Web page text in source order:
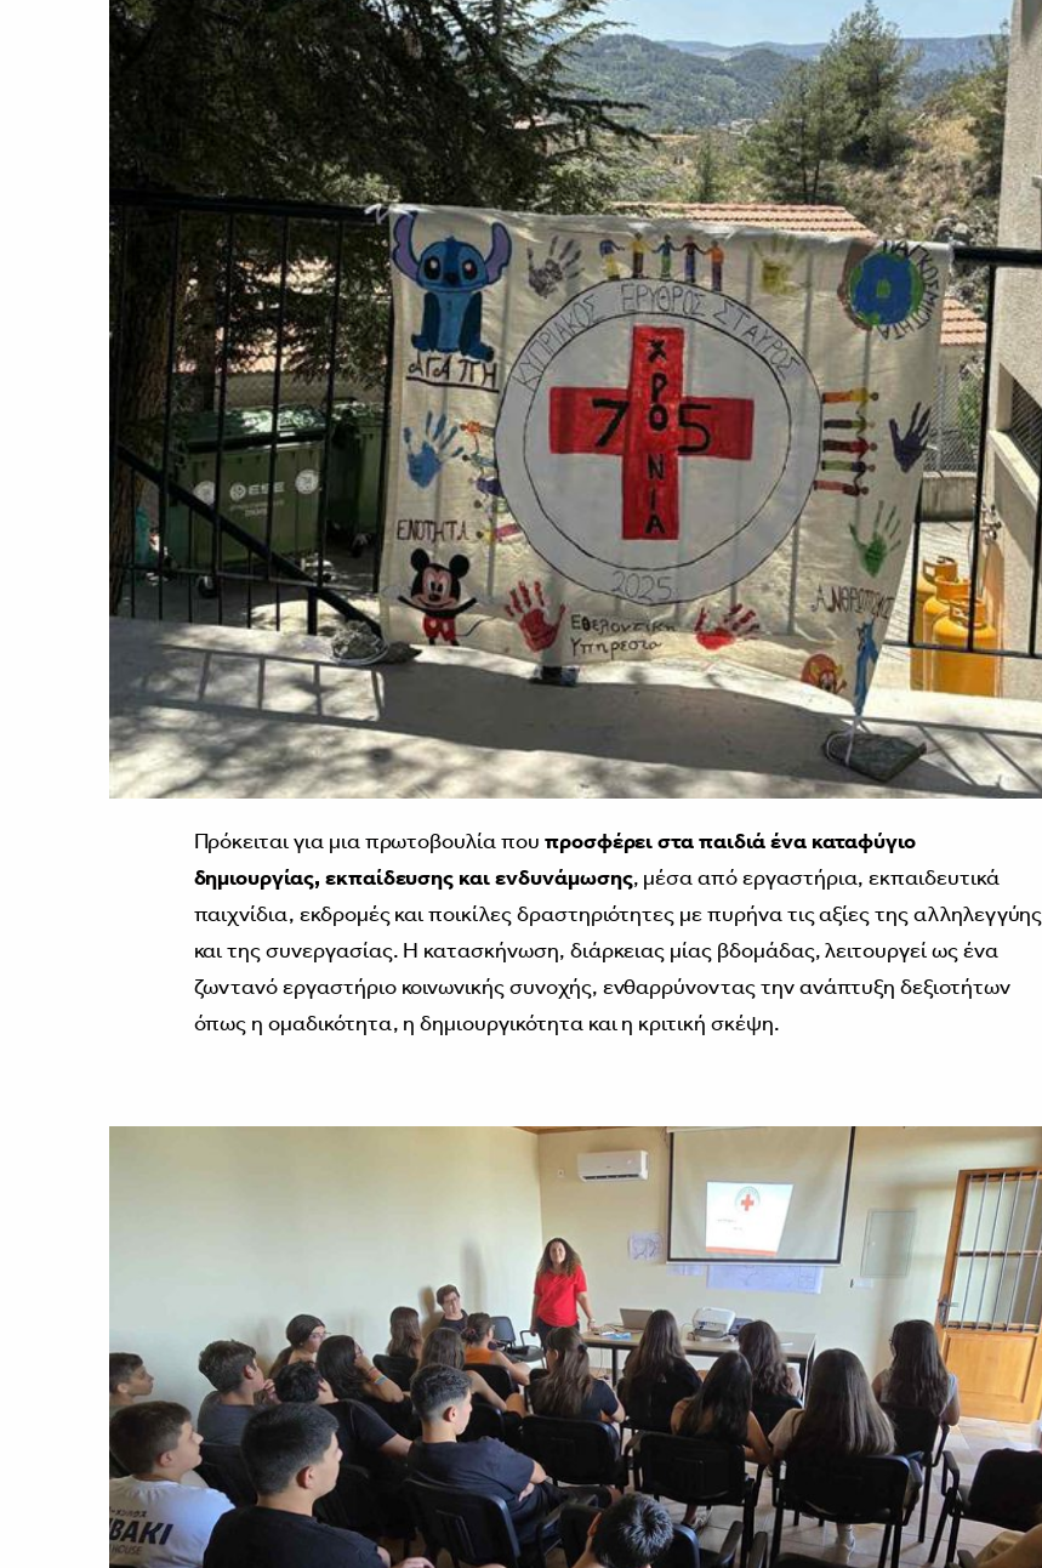
Πρόκειται για μια πρωτοβουλία που προσφέρει στα παιδιά ένα καταφύγιο
δημιουργίας, εκπαίδευσης και ενδυνάμωσης, μέσα από εργαστήρια, εκπαιδευτικά
παιχνίδια, εκδρομές και ποικίλες δραστηριότητες με πυρήνα τις αξίες της αλληλεγγύης
και της συνεργασίας. Η κατασκήνωση, διάρκειας μίας βδομάδας, λειτουργεί ως ένα
ζωντανό εργαστήριο κοινωνικής συνοχής, ενθαρρύνοντας την ανάπτυξη δεξιοτήτων
όπως η ομαδικότητα, η δημιουργικότητα και η κριτική σκέψη.